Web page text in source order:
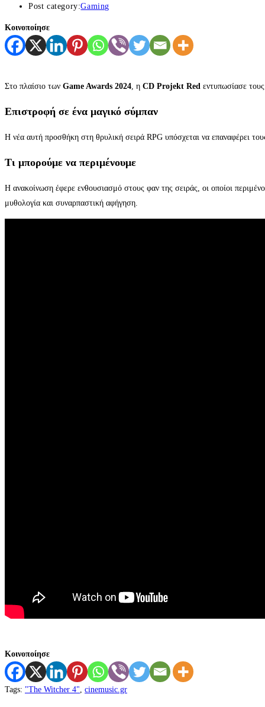
Post category:Gaming
Κοινοποίησε
Στο πλαίσιο των Game Awards 2024 , η CD Projekt Red εντυπωσίασε
Επιστροφή σε ένα μαγικό σύμπαν
Η νέα αυτή προσθήκη στη θρυλική σειρά RPG υπόσχεται να επαναφέρει
Τι μπορούμε να περιμένουμε
Η ανακοίνωση έφερε ενθουσιασμό στους φαν της σειράς, οι οποίοι
μυθολογία και συναρπαστική αφήγηση.
Κοινοποίησε
Tags: "The Witcher 4" cinemusic.gr